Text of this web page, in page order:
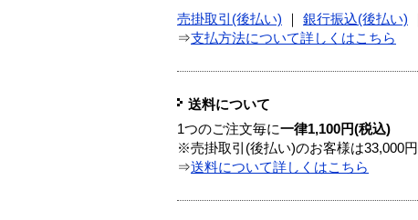
売掛取引(後払い) 銀行振込(後払い)
⇒支払方法について詳しくはこちら
送料について
1つのご注文毎に一律1,100円(税込)
※売掛取引(後払い)のお客様は33,000
⇒送料について詳しくはこちら